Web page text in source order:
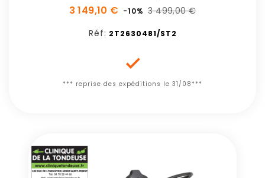
3 149,10 € -10% 3 499,00 €
Réf: 2T2630481/ST2

*** reprise des expéditions le 31/08***